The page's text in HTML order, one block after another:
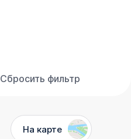
Сбросить фильтр
На карте